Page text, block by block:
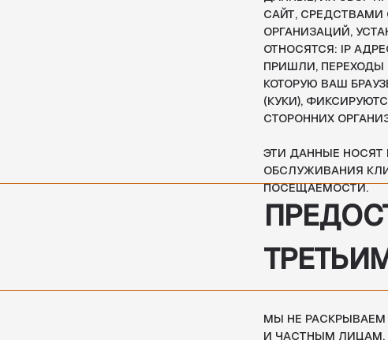
ЭТИ ДАННЫЕ НОСЯТ НЕ
ОБСЛУЖИВАНИЯ
ПОСЕЩАЕМОСТИ.
ТРЕТЬИМ
МЫ НЕ РАСКРЫВАЕМ
И ЧАСТНЫМ ЛИЦАМ, НЕ
ПЕРЕЧИСЛЕННЫЕ НИЖЕ.
ДАННЫЕ
ПЕРСОНАЛЬНЫЕ ДАННЫЕ
СООТВЕТСТВИИ С
ПУБЛИКОВАТЬСЯ
ПУБЛИКАЦИЮ.